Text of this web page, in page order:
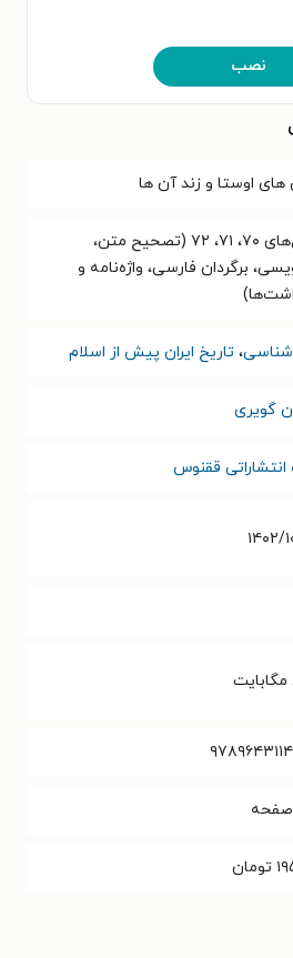
نصب
اوستا و زند آن‌ ها
فصل‌های ۷۰، ۷۱، ۷۲ (تصحیح متن،
برگردان فارسی، واژه‌نامه‌ و
، تاریخ ایران پیش از اسلام
گویری
انتشاراتی ققنوس
۱۰/۰۵
مگابایت
صفحه
تومان